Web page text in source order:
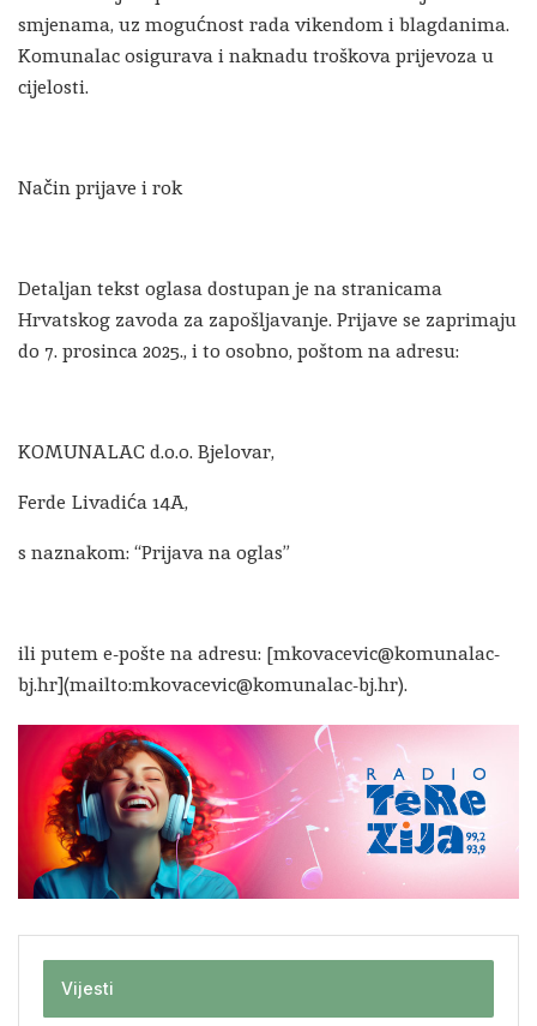
smjenama, uz mogućnost rada vikendom i blagdanima.
Komunalac osigurava i naknadu troškova prijevoza u
cijelosti.
Način prijave i rok
Detaljan tekst oglasa dostupan je na stranicama
Hrvatskog zavoda za zapošljavanje. Prijave se zaprimaju
do 7. prosinca 2025., i to osobno, poštom na adresu:
KOMUNALAC d.o.o. Bjelovar,
Ferde Livadića 14A,
s naznakom: “Prijava na oglas”
ili putem e-pošte na adresu: [mkovacevic@komunalac-
bj.hr](mailto:mkovacevic@komunalac-bj.hr).
Vijesti